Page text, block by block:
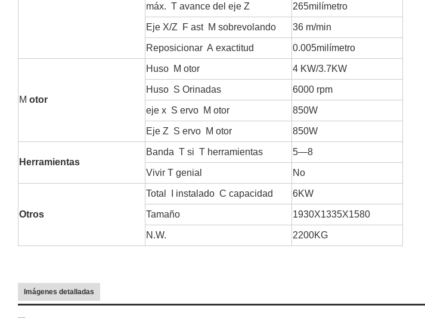
máx. T avance del eje Z 265milímetro
Eje X/Z F ast M sobrevolando 36 m/min
Reposicionar A exactitud 0.005milímetro
M otor
Huso M otor 4 KW/3.7KW
Huso S Orinadas 6000 rpm
eje x S ervo M otor 850W
Eje Z S ervo M otor 850W
Herramientas
Banda T si T herramientas 5—8
Vivir T genial No
Otros
Total instalado C capacidad 6KW
Tamaño 1930X1335X1580
N.W. 2200KG
Imágenes detalladas